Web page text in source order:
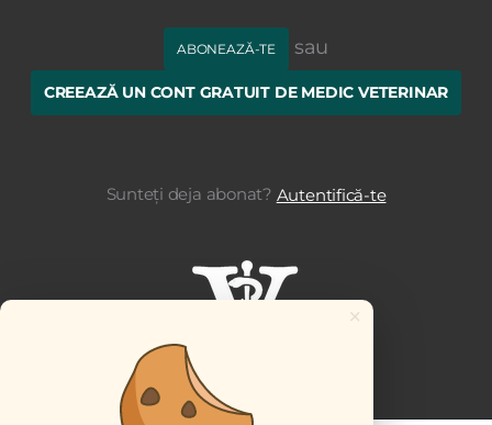
ABONEAZĂ-TE sau
CREEAZĂ UN CONT GRATUIT DE MEDIC VETERINAR
Sunteți deja abonat? Autentifică-te
×